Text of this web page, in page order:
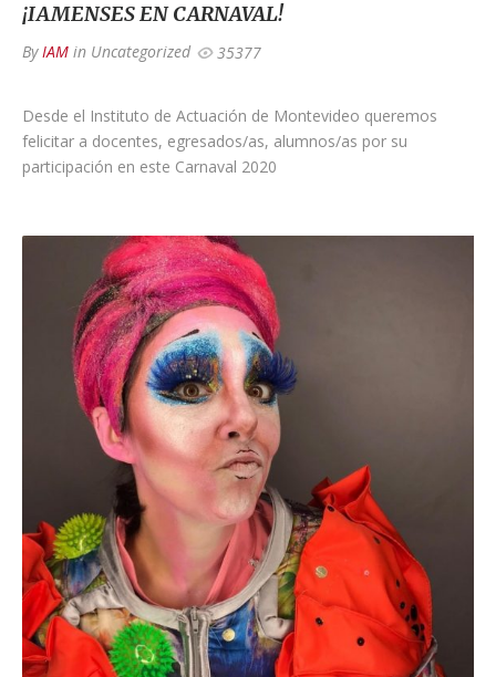
¡IAMENSES EN CARNAVAL!
ByIAM in Uncategorized 35377
Desde el Instituto de Actuación de Montevideo queremos
felicitar a docentes, egresados/as, alumnos/as por su
participación en este Carnaval 2020